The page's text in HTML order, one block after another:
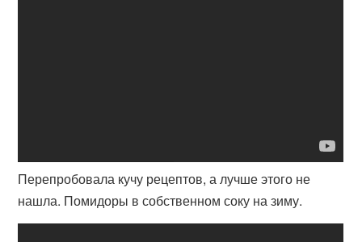
Перепробовала кучу рецептов, а лучше этого не
нашла. Помидоры в собственном соку на зиму.